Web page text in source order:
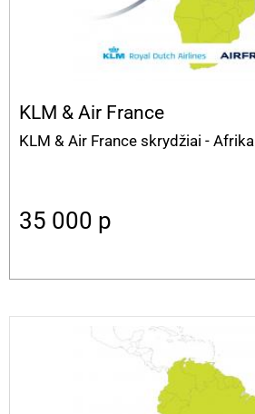
KLM & Air France
KLM & Air France skrydžiai - Afrika
35 000 p